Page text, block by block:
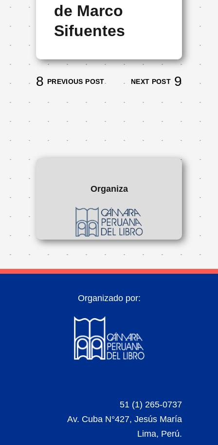
de Marco
Sifuentes
PREVIOUS POST NEXT POST
Organiza
Organizado por:
51 (1) 265-0737
Av. Cuba N°427, Jesús María
Lima, Perú.